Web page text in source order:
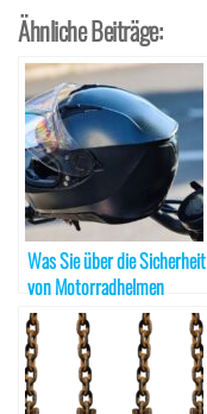
Ähnliche Beiträge:
Was Sie über die Sicherheit
von Motorradhelmen
wissen sollten